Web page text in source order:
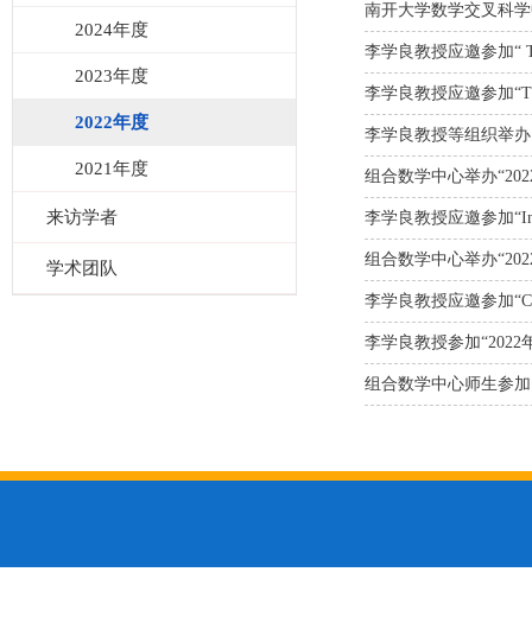
2024年度
2023年度
2022年度
2021年度
来访学者
学术团队
南开大学数学交叉科
李学良教授应邀参加“
李学良教授应邀参加
李学良教授等组织举
组合数学中心举办
李学良教授应邀参加
组合数学中心举办
李学良教授应邀参加
李学良教授参加“2022
组合数学中心师生参加